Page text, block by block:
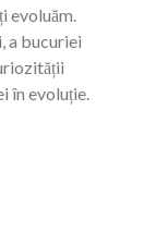
evoluăm.
a bucuriei
în evoluție.